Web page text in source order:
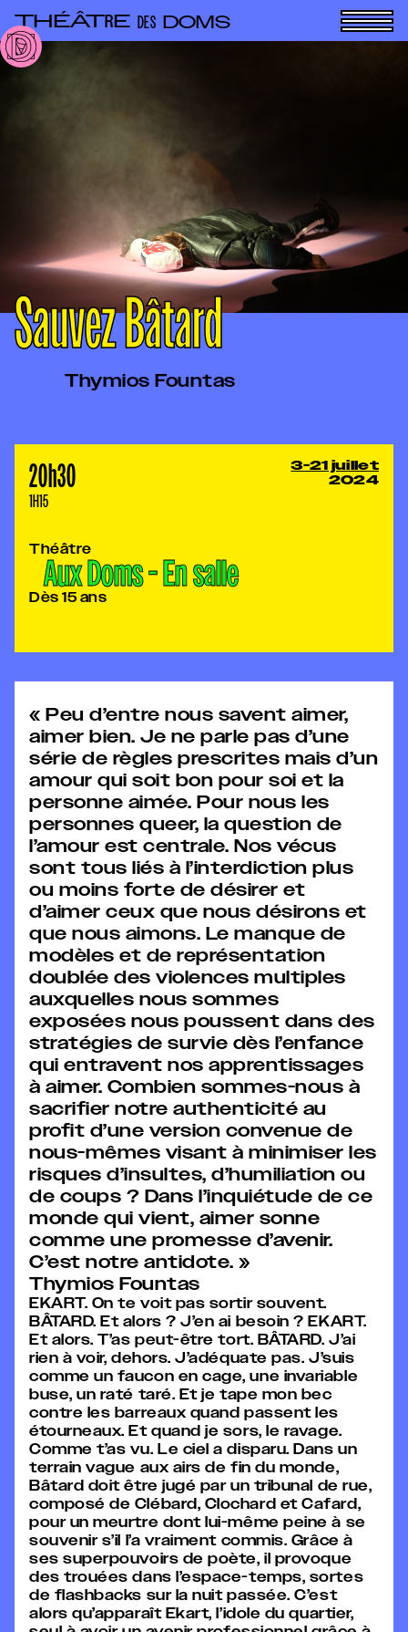
THÉÂTRE DES DOMS
Sauvez Bâtard
Thymios Fountas
20h30
1H15
3-21 juillet
2024
Théâtre
Aux Doms - En salle
Dès 15 ans
« Peu d’entre nous savent aimer,
aimer bien. Je ne parle pas d’une
série de règles prescrites mais d’un
amour qui soit bon pour soi et la
personne aimée. Pour nous les
personnes queer, la question de
l’amour est centrale. Nos vécus
sont tous liés à l’interdiction plus
ou moins forte de désirer et
d’aimer ceux que nous désirons et
que nous aimons. Le manque de
modèles et de représentation
doublée des violences multiples
auxquelles nous sommes
exposées nous poussent dans des
stratégies de survie dès l’enfance
qui entravent nos apprentissages
à aimer. Combien sommes-nous à
sacrifier notre authenticité au
profit d’une version convenue de
nous-mêmes visant à minimiser les
risques d’insultes, d’humiliation ou
de coups ? Dans l’inquiétude de ce
monde qui vient, aimer sonne
comme une promesse d’avenir.
C’est notre antidote. »
Thymios Fountas
EKART. On te voit pas sortir souvent.
BÂTARD. Et alors ? J’en ai besoin ? EKART.
Et alors. T’as peut-être tort. BÂTARD. J’ai
rien à voir, dehors. J’adéquate pas. J’suis
comme un faucon en cage, une invariable
buse, un raté taré. Et je tape mon bec
contre les barreaux quand passent les
étourneaux. Et quand je sors, le ravage.
Comme t’as vu. Le ciel a disparu. Dans un
terrain vague aux airs de fin du monde,
Bâtard doit être jugé par un tribunal de rue,
composé de Clébard, Clochard et Cafard,
pour un meurtre dont lui-même peine à se
souvenir s’il l’a vraiment commis. Grâce à
ses superpouvoirs de poète, il provoque
des trouées dans l’espace-temps, sortes
de flashbacks sur la nuit passée. C’est
alors qu’apparaît Ekart, l’idole du quartier,
Panneau de gestion des cookies